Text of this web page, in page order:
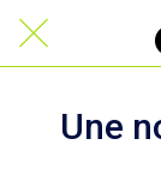
Une